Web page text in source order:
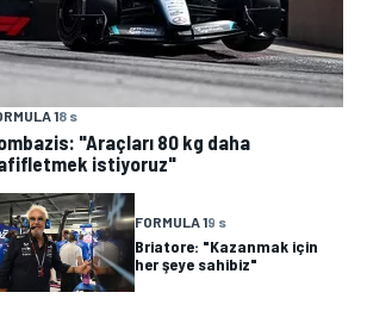
18 s
"Araçları 80 kg daha
istiyoruz"
FORMULA 19 s
Briatore: "Kazanmak için
her şeye sahibiz"